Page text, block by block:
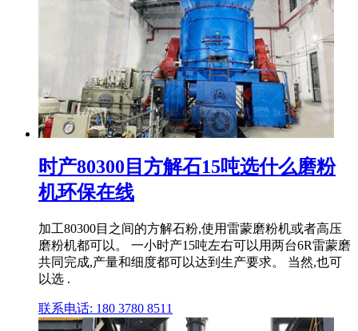
时产80300目方解石15吨选什么磨粉
机环保在线
加工80300目之间的方解石粉,使用雷蒙磨粉机或者高压
磨粉机都可以。 一小时产15吨左右可以用两台6R雷蒙磨
共同完成,产量和细度都可以达到生产要求。 当然,也可
以选 .
联系电话: 180 3780 8511